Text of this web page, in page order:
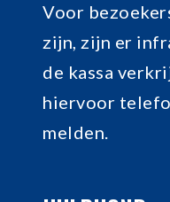
Voor
zijn, zijn er
de kassa
hiervoor
melden.